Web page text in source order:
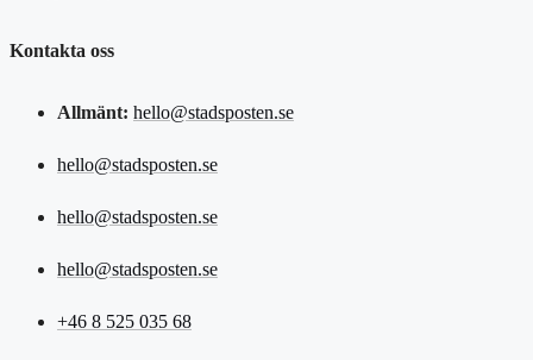
Kontakta oss
Allmänt: hello@stadsposten.se
hello@stadsposten.se
hello@stadsposten.se
hello@stadsposten.se
+46 8 525 035 68